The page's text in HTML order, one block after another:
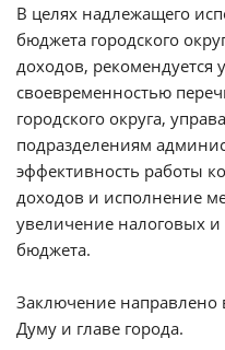
В целях надлежащего
бюджета городского
доходов, рекомендуется
своевременностью
городского округа,
подразделениям
эффективность работы
доходов и исполнение
увеличение налоговых
бюджета.
Заключение направлено
Думу и главе города.